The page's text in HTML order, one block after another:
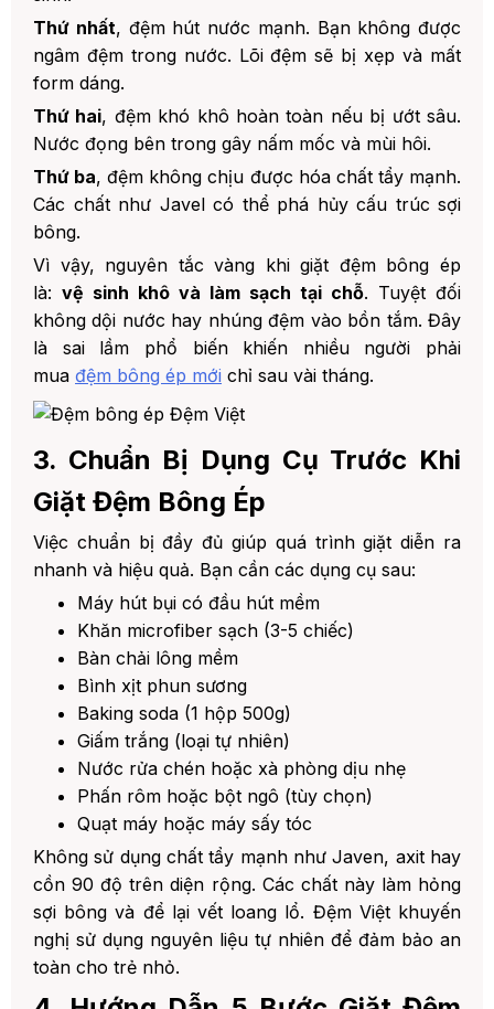
Thứ nhất, đệm hút nước mạnh. Bạn không được
ngâm đệm trong nước. Lõi đệm sẽ bị xẹp và mất
form dáng.
Thứ hai, đệm khó khô hoàn toàn nếu bị ướt sâu.
Nước đọng bên trong gây nấm mốc và mùi hôi.
Thứ ba, đệm không chịu được hóa chất tẩy mạnh.
Các chất như Javel có thể phá hủy cấu trúc sợi
bông.
Vì vậy, nguyên tắc vàng khi giặt đệm bông ép
là: vệ sinh khô và làm sạch tại chỗ. Tuyệt đối
không dội nước hay nhúng đệm vào bồn tắm. Đây
là sai lầm phổ biến khiến nhiều người phải
mua đệm bông ép mới chỉ sau vài tháng.
3. Chuẩn Bị Dụng Cụ Trước Khi
Giặt Đệm Bông Ép
Việc chuẩn bị đầy đủ giúp quá trình giặt diễn ra
nhanh và hiệu quả. Bạn cần các dụng cụ sau:
Máy hút bụi có đầu hút mềm
Khăn microfiber sạch (3-5 chiếc)
Bàn chải lông mềm
Bình xịt phun sương
Baking soda (1 hộp 500g)
Giấm trắng (loại tự nhiên)
Nước rửa chén hoặc xà phòng dịu nhẹ
Phấn rôm hoặc bột ngô (tùy chọn)
Quạt máy hoặc máy sấy tóc
Không sử dụng chất tẩy mạnh như Javen, axit hay
cồn 90 độ trên diện rộng. Các chất này làm hỏng
sợi bông và để lại vết loang lổ. Đệm Việt khuyến
nghị sử dụng nguyên liệu tự nhiên để đảm bảo an
toàn cho trẻ nhỏ.